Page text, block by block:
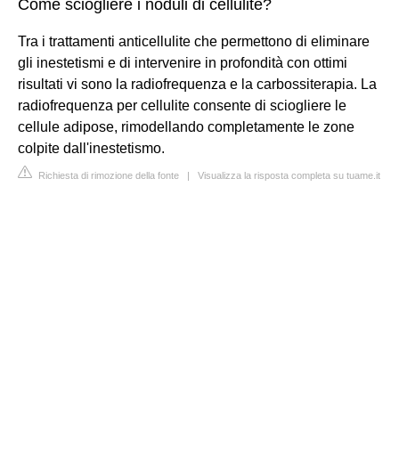
Come sciogliere i noduli di cellulite?
Tra i trattamenti anticellulite che permettono di eliminare
gli inestetismi e di intervenire in profondità con ottimi
risultati vi sono la radiofrequenza e la carbossiterapia. La
radiofrequenza per cellulite consente di sciogliere le
cellule adipose, rimodellando completamente le zone
colpite dall'inestetismo.
Richiesta di rimozione della fonte | Visualizza la risposta completa su tuame.it